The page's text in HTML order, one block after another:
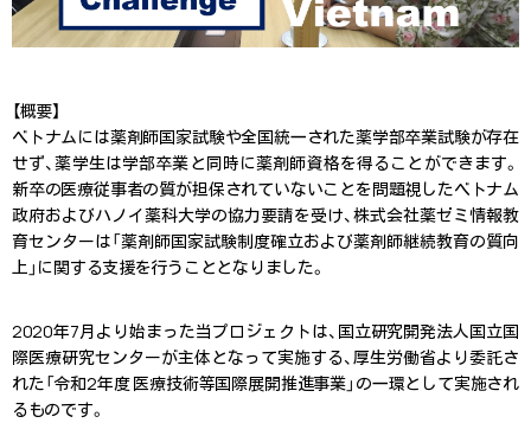
【概要】
ベトナムには薬剤師国家試験や全国統一された薬学部卒業試験が存在
せず、薬学生は学部卒業と同時に薬剤師資格を得ることができます。
新卒の医療従事者の質が担保されていないことを問題視したベトナム
政府およびハノイ薬科大学の協力要請を受け、株式会社薬ゼミ情報教
育センターは「薬剤師国家試験制度確立および薬剤師継続教育の質向
上」に関する支援を行うこととなりました。
2020年7月より始まった当プロジェクトは、国立研究開発法人国立国
際医療研究センターが主体となって実施する、厚生労働省より委託さ
れた「令和2年度 医療技術等国際展開推進事業」の一環として実施され
るものです。